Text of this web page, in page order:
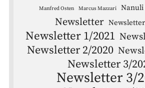
Manfred Osten Marcus Mazzari Nanuli
Newsletter Newsletter
Newsletter 1/2021
Newsletter 2/2020
Newsletter 3/
Newsletter 3/